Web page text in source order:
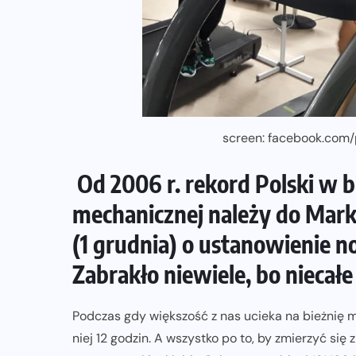
screen:
Od 2006 r. rekord Polski w
mechanicznej należy do
(1 grudnia) o ustanowienie
Zabrakło niewiele, bo
Podczas gdy większość z nas ucieka na bieżnię
niej 12 godzin. A wszystko po to, by zmierzyć
BEZ KATEGORII